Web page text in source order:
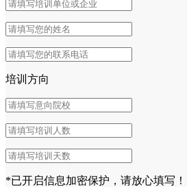
培训方向
*已开启信息加密保护，请放心填写！